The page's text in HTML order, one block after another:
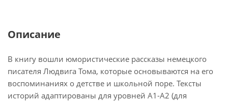
Описание
В книгу вошли юмористические рассказы немецкого
писателя Людвига Тома, которые основываются на его
воспоминаниях о детстве и школьной поре. Тексты
историй адаптированы для уровней A1-A2 (для